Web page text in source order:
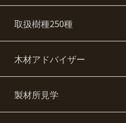
取扱樹種250種
木材アドバイザー
製材所見学